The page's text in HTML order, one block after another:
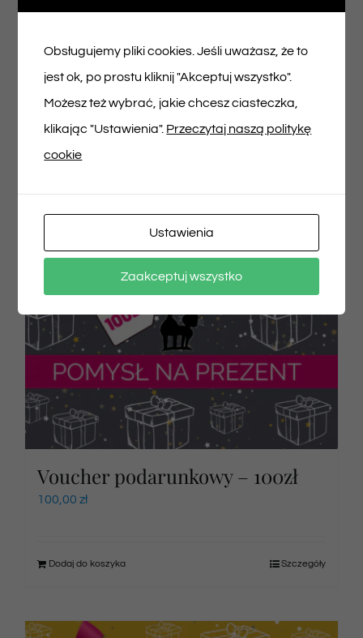
150,00zł
Dodaj do koszyka Szczegóły
Voucher podarunkowy – 100zł
100,00 zł
Dodaj do koszyka Szczegóły
Obsługujemy pliki cookies. Jeśli uważasz, że to
jest ok, po prostu kliknij "Akceptuj wszystko".
Możesz też wybrać, jakie chcesz ciasteczka,
klikając "Ustawienia". Przeczytaj naszą politykę
cookie
Ustawienia
Zaakceptuj wszystko